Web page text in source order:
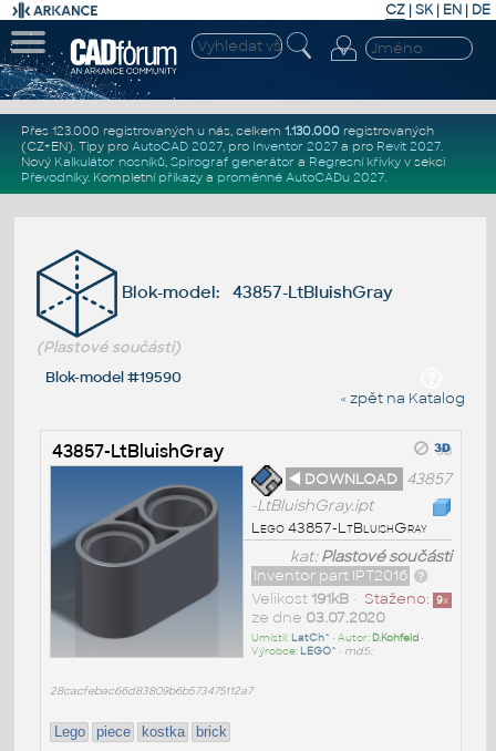
CZ | SK| EN | DE
Přes 123.000 registrovaných u nás, celkem 1.130.000registrovaných
(CZ+EN). Tipy pro AutoCAD 2027, pro Inventor 2027a pro Revit 2027.
Nový Kalkulátor nosníků, Spirograf generátor a Regresní křivkyv sekci
Převodníky. Kompletní příkazya proměnné AutoCADu 2027.
Blok-model: 43857-LtBluishGray
(Plastové součásti)
Blok-model #19590
« zpět na Katalog
43857-LtBluishGray
◄ DOWNLOAD 43857
-LtBluishGray.ipt
Lego 43857-LtBluishGray
kat:Plastové součásti
Inventor part IPT2016
Staženo: 9x
Velikost 191kB•
ze dne 03.07.2020
Umístil: LatCh^ • Autor: D.Kohfeld•
Výrobce: LEGO^ • md5:
28cacfebac66d83809b6b573475112a7
Lego piece kostka brick